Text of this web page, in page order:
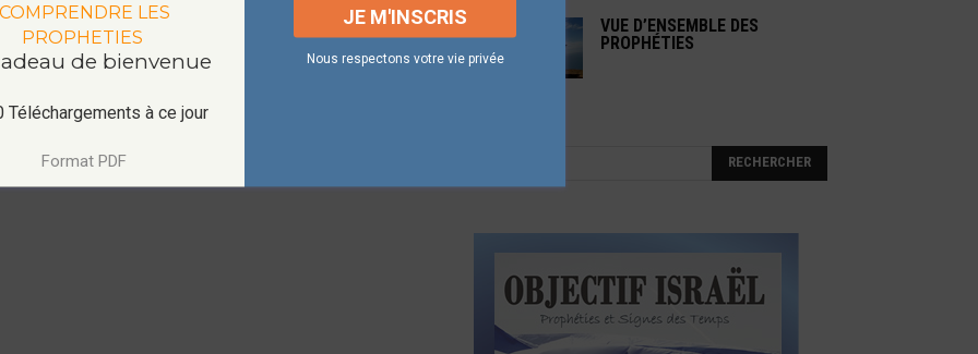
VUE D’ENSEMBLE DES
PROPHÉTIES
COMPRENDRE LES
PROPHETIES
de bienvenue
Téléchargements à ce jour
Format PDF
JE M'INSCRIS
Nous respectons votre vie privée